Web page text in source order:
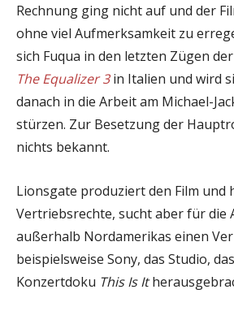
Rechnung ging nicht auf und der
ohne viel Aufmerksamkeit zu
sich Fuqua in den letzten Zügen
The Equalizer 3in Italien und wird
danach in die Arbeit am Michael-
stürzen. Zur Besetzung der
nichts bekannt.
Lionsgate produziert den Film und
Vertriebsrechte, sucht aber für die
außerhalb Nordamerikas einen
beispielsweise Sony, das Studio,
Konzertdoku This Is It